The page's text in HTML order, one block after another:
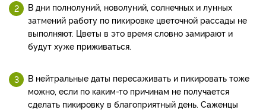
В дни полнолуний, новолуний, солнечных и лунных
затмений работу по пикировке цветочной рассады не
выполняют. Цветы в это время словно замирают и
будут хуже приживаться.
В нейтральные даты пересаживать и пикировать тоже
можно, если по каким-то причинам не получается
сделать пикировку в благоприятный день. Саженцы